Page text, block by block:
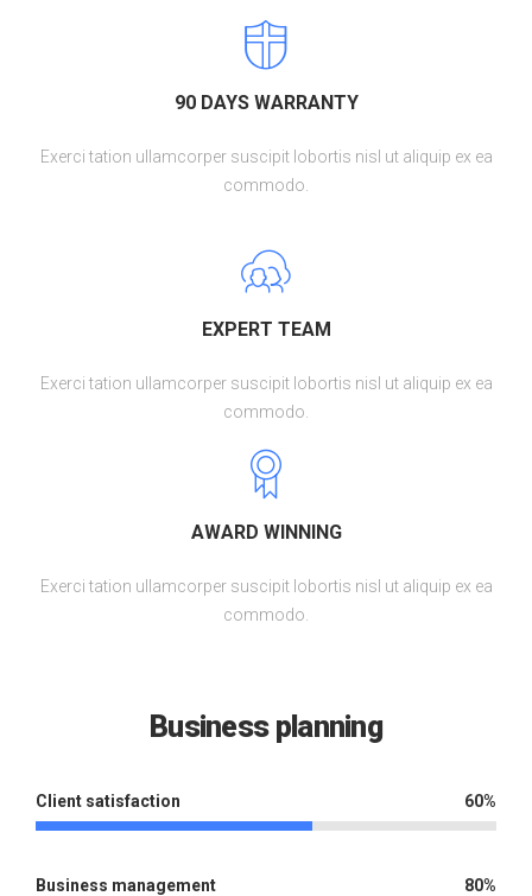
90 DAYS WARRANTY
Exerci tation ullamcorper suscipit lobortis nisl ut aliquip ex ea
commodo.
EXPERT TEAM
Exerci tation ullamcorper suscipit lobortis nisl ut aliquip ex ea
commodo.
AWARD WINNING
Exerci tation ullamcorper suscipit lobortis nisl ut aliquip ex ea
commodo.
Business planning
Client satisfaction 60%
Business management 80%